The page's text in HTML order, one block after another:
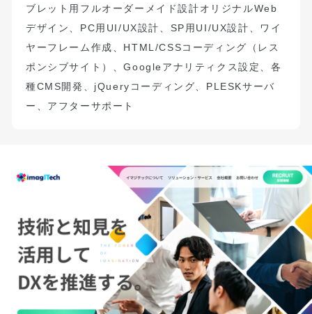
ブレット用フルオーダーメイド設計オリジナルWeb
デザイン、PC用UI/UX設計、SP用UI/UX設計、ワイ
ヤーフレーム作成、HTML/CSSコーディング（レス
ポンシブサイト）、Googleアナリティクス設定、各
種CMS開発、jQueryコーディング、PLESKサーバ
ー、アフターサポート